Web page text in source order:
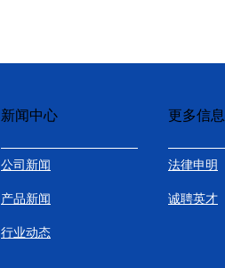
新闻中心 更多信息
公司新闻
产品新闻
行业动态
法律申明
诚聘英才